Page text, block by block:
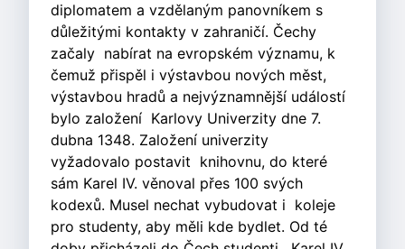
diplomatem a vzdělaným panovníkem s
důležitými kontakty v zahraničí. Čechy
začaly nabírat na evropském významu, k
čemuž přispěl i výstavbou nových měst,
výstavbou hradů a nejvýznamnější událostí
bylo založení Karlovy Univerzity dne 7.
dubna 1348. Založení univerzity
vyžadovalo postavit knihovnu, do které
sám Karel IV. věnoval přes 100 svých
kodexů. Musel nechat vybudovat i koleje
pro studenty, aby měli kde bydlet. Od té